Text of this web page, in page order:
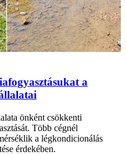
a
önként csökkenti
Több cégnél
a légkondicionálás
érdekében.